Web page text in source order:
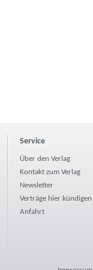
Service
Über den Verlag
Kontakt zum Verlag
Newsletter
Verträge hier kündigen
Anfahrt